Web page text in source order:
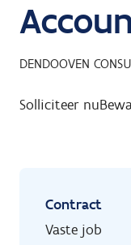
DENDOOVEN
Solliciteer nu
Contract
Vaste job